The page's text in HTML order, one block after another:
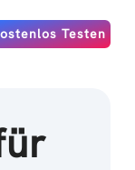
Testen